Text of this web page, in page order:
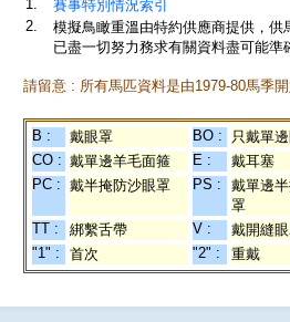
1.
賽事特別情況索引
2.
模擬鳥瞰重溫由特約供應商提供，
已盡一切努力務求有關資料盡可能
請留意 : 所有馬匹資料是由1979-80馬季
B : 戴眼罩 BO : 只戴單
CO : 戴單邊羊毛面箍 E : 戴耳塞
PC : 戴半掩防沙眼罩 PS :
戴單邊
罩
TT : 綁繫舌帶 V : 戴開縫
"1" :
首次 "2" : 重戴